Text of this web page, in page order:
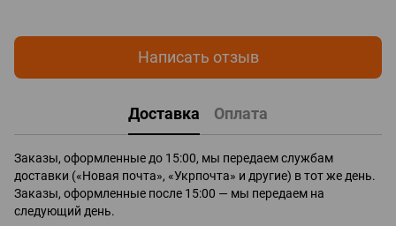
Написать отзыв
Доставка Оплата
Заказы, оформленные до 15:00, мы передаем службам
доставки («Новая почта», «Укрпочта» и другие) в тот же день.
Заказы, оформленные после 15:00 — мы передаем на
следующий день.